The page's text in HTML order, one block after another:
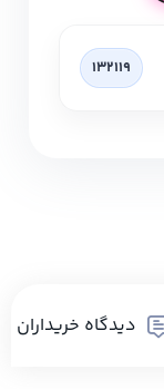
132119
دیدگاه خریداران